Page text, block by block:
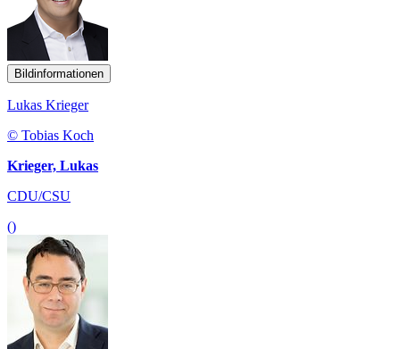
Bildinformationen
Lukas Krieger
© Tobias Koch
Krieger, Lukas
CDU/CSU
()